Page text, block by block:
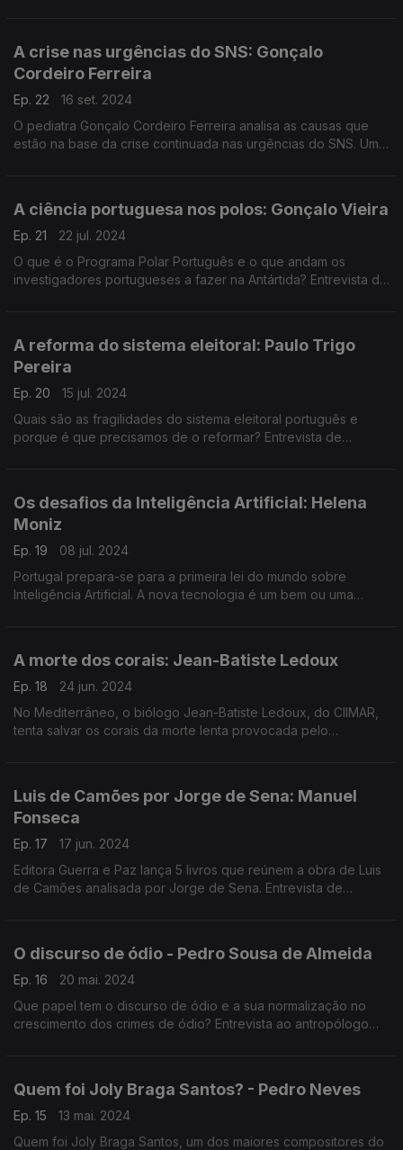
A crise nas urgências do SNS: Gonçalo
Cordeiro Ferreira
Ep. 22
16 set. 2024
O pediatra Gonçalo Cordeiro Ferreira analisa as causas que
estão na base da crise continuada nas urgências do SNS. Uma
A ciência portuguesa nos polos: Gonçalo Vieira
Ep. 21
22 jul. 2024
O que é o Programa Polar Português e o que andam os
investigadores portugueses a fazer na Antártida? Entrevista de
A reforma do sistema eleitoral: Paulo Trigo
Pereira
Ep. 20
15 jul. 2024
Quais são as fragilidades do sistema eleitoral português e
porque é que precisamos de o reformar? Entrevista de
Os desafios da Inteligência Artificial: Helena
Moniz
Ep. 19
08 jul. 2024
Portugal prepara-se para a primeira lei do mundo sobre
Inteligência Artificial. A nova tecnologia é um bem ou uma
A morte dos corais: Jean-Batiste Ledoux
Ep. 18
24 jun. 2024
No Mediterrâneo, o biólogo Jean-Batiste Ledoux, do CIIMAR,
tenta salvar os corais da morte lenta provocada pelo
Luis de Camões por Jorge de Sena: Manuel
Fonseca
Ep. 17
17 jun. 2024
Editora Guerra e Paz lança 5 livros que reúnem a obra de Luis
de Camões analisada por Jorge de Sena. Entrevista de
O discurso de ódio - Pedro Sousa de Almeida
Ep. 16
20 mai. 2024
Que papel tem o discurso de ódio e a sua normalização no
crescimento dos crimes de ódio? Entrevista ao antropólogo
Quem foi Joly Braga Santos? - Pedro Neves
Ep. 15
13 mai. 2024
Quem foi Joly Braga Santos, um dos maiores compositores do